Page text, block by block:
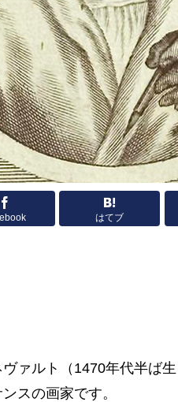
はてブ
ァルト（1470年代半ば
スの画家です。